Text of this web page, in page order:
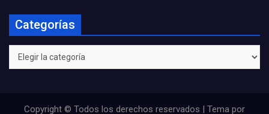
Categorías
Categorías
Copyright © Todos los derechos reservados | Tema por